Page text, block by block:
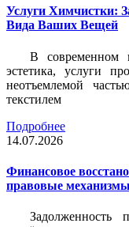
Услуги Химчистки:
Вида Ваших Вещей
В современном
эстетика, услуги
неотъемлемой
текстилем
Подробнее
14.07.2026
Финансовое
правовые механизмы